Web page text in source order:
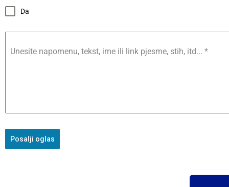
Da
Unesite napomenu, tekst, ime ili link pjesme, stih, itd... *
Posalji oglas